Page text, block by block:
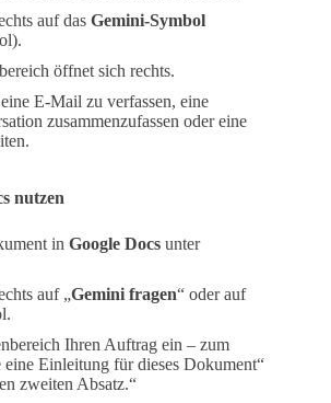
auf das Gemini-Symbol
öffnet sich rechts.
E-Mail zu verfassen, eine
zusammenzufassen oder eine
nutzen
in Google Docs unter
auf „Gemini fragen“ oder auf
Ihren Auftrag ein – zum
eine Einleitung für dieses Dokument“
zweiten Absatz.“